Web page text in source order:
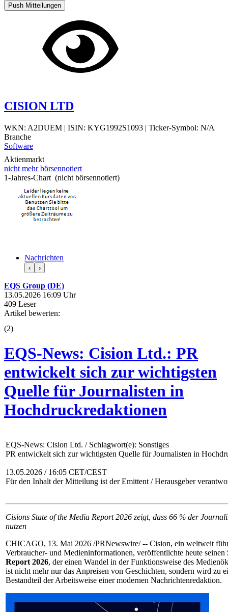
Push Mitteilungen
CISION LTD
WKN: A2DUEM | ISIN: KYG1992S1093 | Ticker-Symbol: N/A
Branche
Software
Aktienmarkt
nicht mehr börsennotiert
1-Jahres-Chart (nicht börsennotiert)
Nachrichten
‹ ›
EQS Group (DE)
13.05.2026 16:09 Uhr
409 Leser
Artikel bewerten:
(2)
EQS-News: Cision Ltd.: PR
entwickelt sich zur wichtigsten
Quelle für Journalisten in
Hochdruckredaktionen
EQS-News: Cision Ltd. / Schlagwort(e): Sonstiges
PR entwickelt sich zur wichtigsten Quelle für Journalisten in
13.05.2026 / 16:05 CET/CEST
Für den Inhalt der Mitteilung ist der Emittent / Herausgeber
Cisions State of the Media Report 2026 zeigt, dass 66 % der
nutzen
CHICAGO, 13. Mai 2026 /PRNewswire/ -- Cision, ein weltweit
Verbraucher- und Medieninformationen, veröffentlichte heute seinen
Report 2026, der einen Wandel in der Funktionsweise des
ist nicht mehr nur das Anpreisen von Geschichten, sondern wird zu
Bestandteil der Arbeitsweise einer modernen Nachrichtenredaktion.